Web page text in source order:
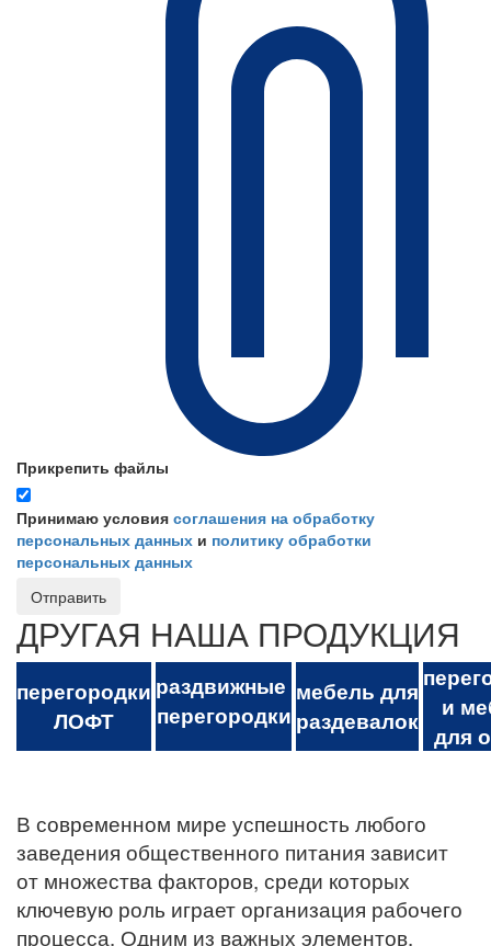
Прикрепить файлы
Принимаю условия соглашения на обработку
персональных данных и политику обработки
персональных данных
Отправить
ДРУГАЯ НАША ПРОДУКЦИЯ
перегородки
ЛОФТ
раздвижные
перегородки
мебель для
раздевалок
и
для
В современном мире успешность любого
заведения общественного питания зависит
от множества факторов, среди которых
ключевую роль играет организация рабочего
процесса. Одним из важных элементов,